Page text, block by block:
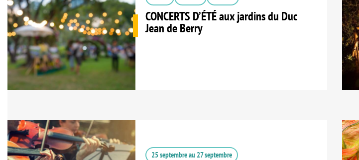
CONCERTS D’ÉTÉ aux jardins du Duc
Jean de Berry
25 septembreau 27 septembre